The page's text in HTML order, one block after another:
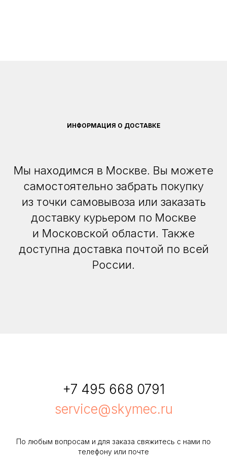
ИНФОРМАЦИЯ О ДОСТАВКЕ
Мы находимся в Москве. Вы можете
самостоятельно забрать покупку
из точки самовывоза или заказать
доставку курьером по Москве
и Московской области. Также
доступна доставка почтой по всей
России.
+7 495 668 0791
service@skymec.ru
По любым вопросам и для заказа свяжитесь с нами по
телефону или почте